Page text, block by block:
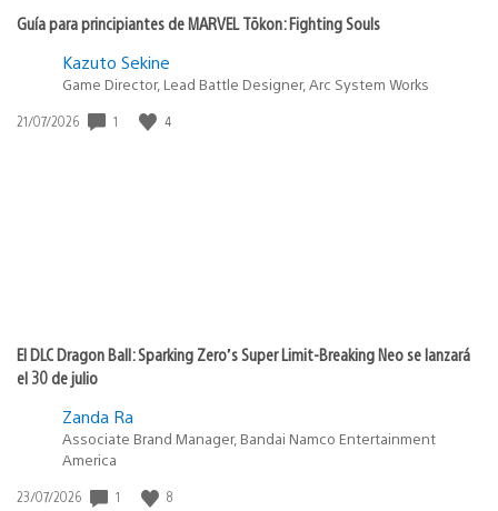
Guía para principiantes de MARVEL Tōkon: Fighting Souls
Kazuto Sekine
Game Director, Lead Battle Designer, Arc System Works
Fecha
21/07/2026 1 4
El DLC Dragon Ball: Sparking Zero’s Super Limit-Breaking Neo se lanzará
el 30 de julio
Zanda Ra
Associate Brand Manager, Bandai Namco Entertainment
America
Fecha
23/07/2026 1 8